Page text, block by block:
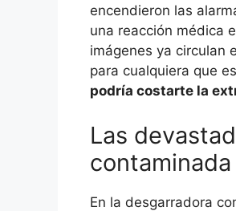
encendieron las
una reacción médica
imágenes ya circulan
para cualquiera que
podría costarte la
Las
contaminada
En la desgarradora